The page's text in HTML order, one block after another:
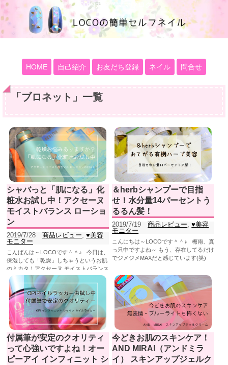
100均大好きママブログ
HOME 自己紹介 お友だち登録 ネイル 問合せ
「 ブロネット 」 一覧
シャバっと「肌になる」化
粧水お試し中！アクセーヌ
モイストバランス ローショ
ン
2019/7/28 商品レビュー,♥美容
モニター
こんばんは～LOCOです＾＾♪ 今日は、
保湿しても「乾燥」しちゃうというお肌
のミカタ！アクセーヌ モイストバランス
ローション ...
＆herbシャンプーで目指
せ！水分量14パーセントう
るるん髪！
2019/7/19 商品レビュー,♥美容
モニター
こんにちは～LOCOです＾＾♪ 梅雨、真
っ只中ですよね～ もう、存在してるだけ
でジメジメMAXだと感じています(笑)
付属筆が安定のクオリティ
って心強いですよね！オー
ピーアイ インフィニット シ
今どきお肌のスキンケア！
AND MIRAI（アンドミラ
イ） スキンアップジェルク